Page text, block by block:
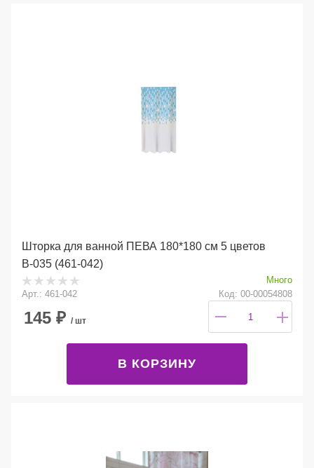
Шторка для ванной ПЕВА 180*180 см 5 цветов
В-035 (461-042)
Много
Арт.: 461-042
Код: 00-00054808
145 ₽ / шт
В КОРЗИНУ